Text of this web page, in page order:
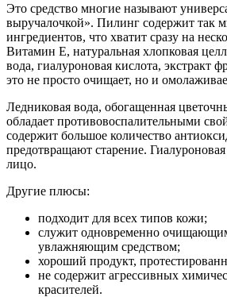
Это средство многие называют
выручалочкой». Пилинг содержит так
ингредиентов, что хватит сразу на
Витамин Е, натуральная хлопковая
вода, гиалуроновая кислота, экстракт
это не просто очищает, но и
Ледниковая вода, обогащенная
обладает противовоспалительными
содержит большое количество
предотвращают старение.
лицо.
Другие плюсы:
подходит для всех типов кожи;
служит одновременно
увлажняющим средством;
хороший продукт,
не содержит агрессивных
красителей.